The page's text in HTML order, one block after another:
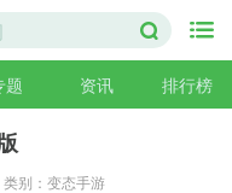
题 资讯 排行榜
类别：变态手游